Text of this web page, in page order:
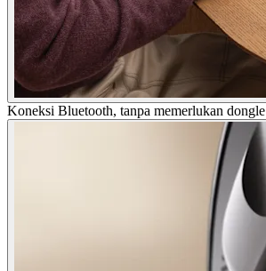
Koneksi Bluetooth, tanpa memerlukan dongle